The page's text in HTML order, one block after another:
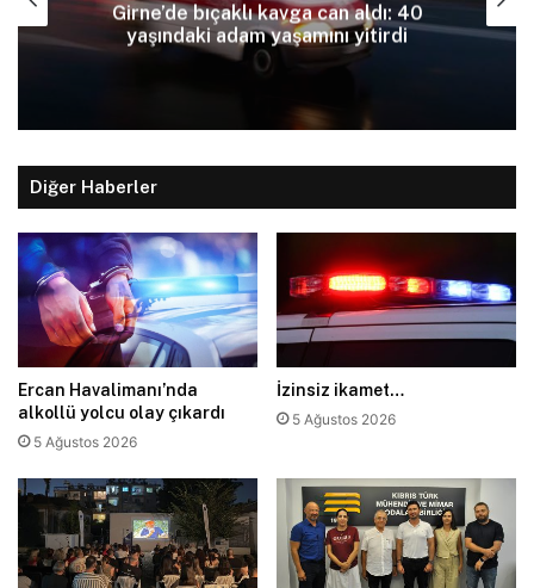
Girne’de bıçaklı kavga can aldı: 40
yaşındaki adam yaşamını yitirdi
Diğer Haberler
Ercan Havalimanı’nda
alkollü yolcu olay çıkardı
5 Ağustos 2026
İzinsiz ikamet…
5 Ağustos 2026